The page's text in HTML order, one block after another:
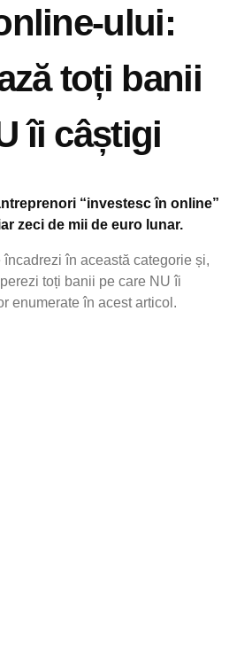
ului:
toți banii
îi câștigi
“investesc în online”
zeci de mii de euro lunar.
în această categorie și,
toți banii pe care NU îi
enumerate în acest articol.